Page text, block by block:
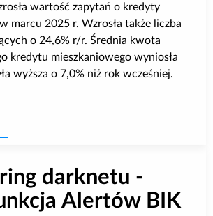
wartość zapytań o kredyty
marcu 2025 r. Wzrosła także liczba
o 24,6% r/r. Średnia kwota
kredytu mieszkaniowego wyniosła
wyższa o 7,0% niż rok wcześniej.
Indeks Popytu: O 33,3% r/r
darknetu -
Alertów BIK